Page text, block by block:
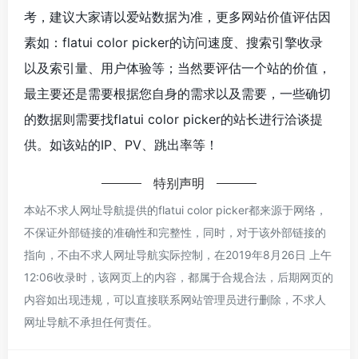
考，建议大家请以爱站数据为准，更多网站价值评估因
素如：flatui color picker的访问速度、搜索引擎收录
以及索引量、用户体验等；当然要评估一个站的价值，
最主要还是需要根据您自身的需求以及需要，一些确切
的数据则需要找flatui color picker的站长进行洽谈提
供。如该站的IP、PV、跳出率等！
特别声明
本站不求人网址导航提供的flatui color picker都来源于网络，
不保证外部链接的准确性和完整性，同时，对于该外部链接的
指向，不由不求人网址导航实际控制，在2019年8月26日 上午
12:06收录时，该网页上的内容，都属于合规合法，后期网页的
内容如出现违规，可以直接联系网站管理员进行删除，不求人
网址导航不承担任何责任。